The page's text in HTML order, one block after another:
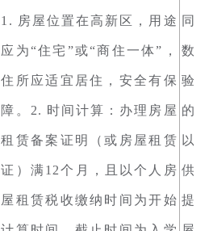
1. 房屋位置在高新区，用途
应为“住宅”或“商住一体”，
住所应适宜居住，安全有保
障。2. 时间计算：办理房屋
租赁备案证明（或房屋租赁
证）满12个月，且以个人房
屋租赁税收缴纳时间为开始
同
数
验
的
以
供
提